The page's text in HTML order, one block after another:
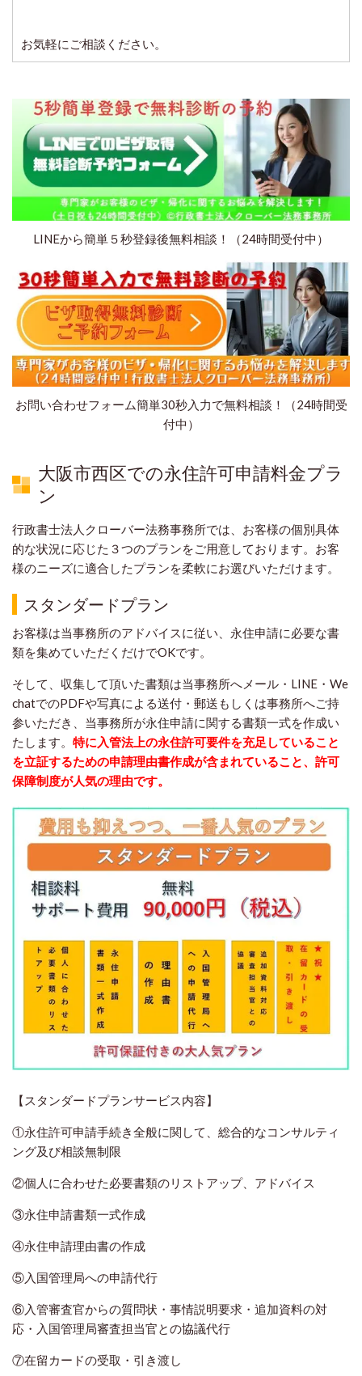
お気軽にご相談ください。
LINEから簡単５秒登録後無料相談！（24時間受付中）
お問い合わせフォーム簡単30秒入力で無料相談！（24時間受
付中）
大阪市西区での永住許可申請料金プラ
ン
行政書士法人クローバー法務事務所では、お客様の個別具体
的な状況に応じた３つのプランをご用意しております。お客
様のニーズに適合したプランを柔軟にお選びいただけます。
スタンダードプラン
お客様は当事務所のアドバイスに従い、永住申請に必要な書
類を集めていただくだけでOKです。
そして、収集して頂いた書類は当事務所へメール・LINE・We
chatでのPDFや写真による送付・郵送もしくは事務所へご持
参いただき、当事務所が永住申請に関する書類一式を作成い
たします。 特に入管法上の永住許可要件を充足していること
を立証するための申請理由書作成が含まれていること、許可
保障制度が人気の理由です。
【スタンダードプランサービス内容】
①永住許可申請手続き全般に関して、総合的なコンサルティ
ング及び相談無制限
②個人に合わせた必要書類のリストアップ、アドバイス
③永住申請書類一式作成
④永住申請理由書の作成
⑤入国管理局への申請代行
⑥入管審査官からの質問状・事情説明要求・追加資料の対
応・入国管理局審査担当官との協議代行
⑦在留カードの受取・引き渡し